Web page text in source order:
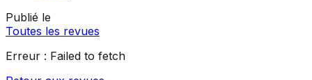
Publié le
Toutes les revues
Erreur : Failed to fetch